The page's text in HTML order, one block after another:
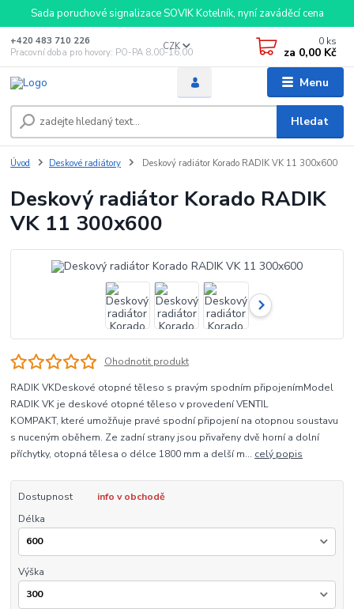
Sada poruchové signalizace SOVIK Kotelník, nyní zaváděcí cena
Menu
CZK
Hledat
+420 483 710 226
Pracovní doba pro hovory: PO-PA 8,00-16,00
0 ks
za 0,00 Kč
Úvod Deskové radiátory Deskový radiátor Korado RADIK VK 11 300x600
Deskový radiátor Korado RADIK
VK 11 300x600
Ohodnotit produkt
RADIK VKDeskové otopné těleso s pravým spodním připojenímModel
RADIK VK je deskové otopné těleso v provedení VENTIL
KOMPAKT, které umožňuje pravé spodní připojení na otopnou soustavu
s nuceným oběhem. Ze zadní strany jsou přivařeny dvě horní a dolní
příchytky, otopná tělesa o délce 1800 mm a delší m... celý popis
Dostupnost
info v obchodě
Délka
Výška